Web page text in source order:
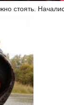
стоять.